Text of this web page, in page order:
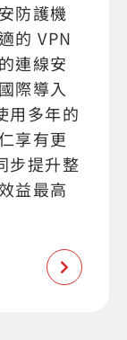
防護機
的 VPN
連線安
際導入
用多年的
享有更
步提升整
益最高